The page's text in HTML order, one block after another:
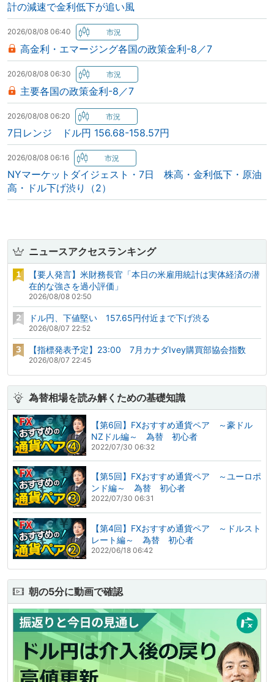
計の減速で金利低下が追い風
2026/08/08 06:40
高金利・エマージング各国の政策金利-8／7
2026/08/08 06:30
主要各国の政策金利-8／7
2026/08/08 06:20
7日レンジ ドル円 156.68-158.57円
2026/08/08 06:16
NYマーケットダイジェスト・7日 株高・金利低下・原油
高・ドル下げ渋り（2）
ニュースアクセスランキング
【要人発言】米財務長官「本日の米雇用統計は実体経済の潜
在的な強さを過小評価」
2026/08/08 02:50
ドル円、下値堅い 157.65円付近まで下げ渋る
2026/08/07 22:52
【指標発表予定】23:00 7月カナダIvey購買部協会指数
2026/08/07 22:45
為替相場を読み解くための基礎知識
【第6回】FXおすすめ通貨ペア ～豪ドル
NZドル編～ 為替 初心者
2022/07/30 06:32
【第5回】FXおすすめ通貨ペア ～ユーロポ
ンド編～ 為替 初心者
2022/07/30 06:31
【第4回】FXおすすめ通貨ペア ～ドルスト
レート編～ 為替 初心者
2022/06/18 06:42
朝の5分に動画で確認